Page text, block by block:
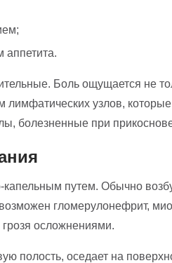
аппетита.
Боль ощущается не
лимфатических узлов,
болезненные при
путем. Обычно
гломерулонефрит,
осложнениями.
полость, оседает на